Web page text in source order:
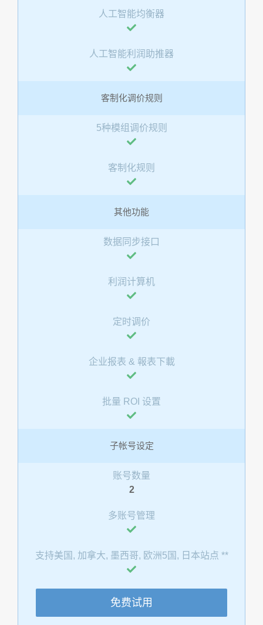
人工智能均衡器
人工智能利润助推器
客制化调价规则
5种模组调价规则
客制化规则
其他功能
数据同步接口
利润计算机
定时调价
企业报表 & 報表下載
批量 ROI 设置
子帐号设定
账号数量
2
多账号管理
支持美国, 加拿大, 墨西哥, 欧洲5国, 日本站点 **
免费试用